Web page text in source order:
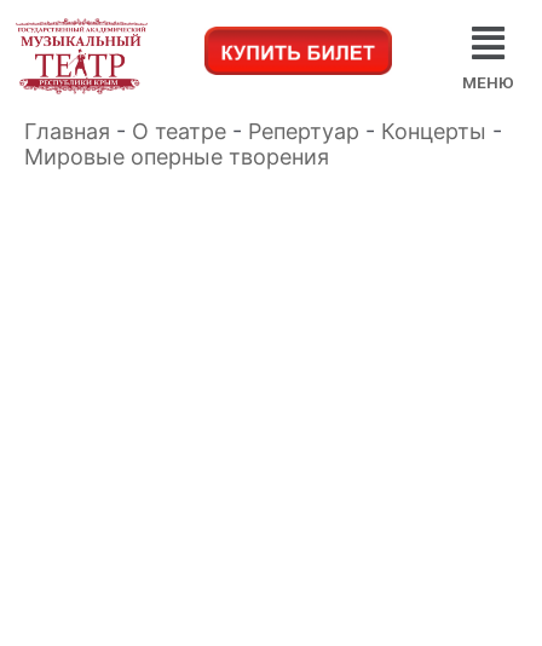
МЕНЮ
Главная - О театре - Репертуар - Концерты -
Мировые оперные творения